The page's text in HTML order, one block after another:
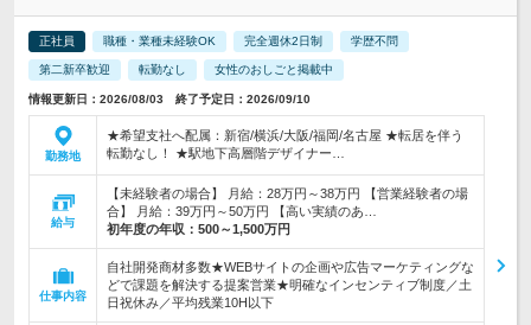
正社員 職種・業種未経験OK 完全週休2日制 学歴不問
第二新卒歓迎 転勤なし 女性のおしごと掲載中
情報更新日：2026/08/03 終了予定日：2026/09/10
勤務地
★希望支社へ配属：新宿/横浜/大阪/福岡/名古屋 ★転居を伴う
転勤なし！ ★駅地下高層階デザイナー…
給与
【未経験者の場合】 月給：28万円～38万円 【営業経験者の場
合】 月給：39万円～50万円 【高い実績のあ…
初年度の年収： 500～1,500万円
仕事内容
自社開発商材多数★WEBサイトの企画や広告マーケティングな
どで課題を解決する提案営業★明確なインセンティブ制度／土
日祝休み／平均残業10H以下